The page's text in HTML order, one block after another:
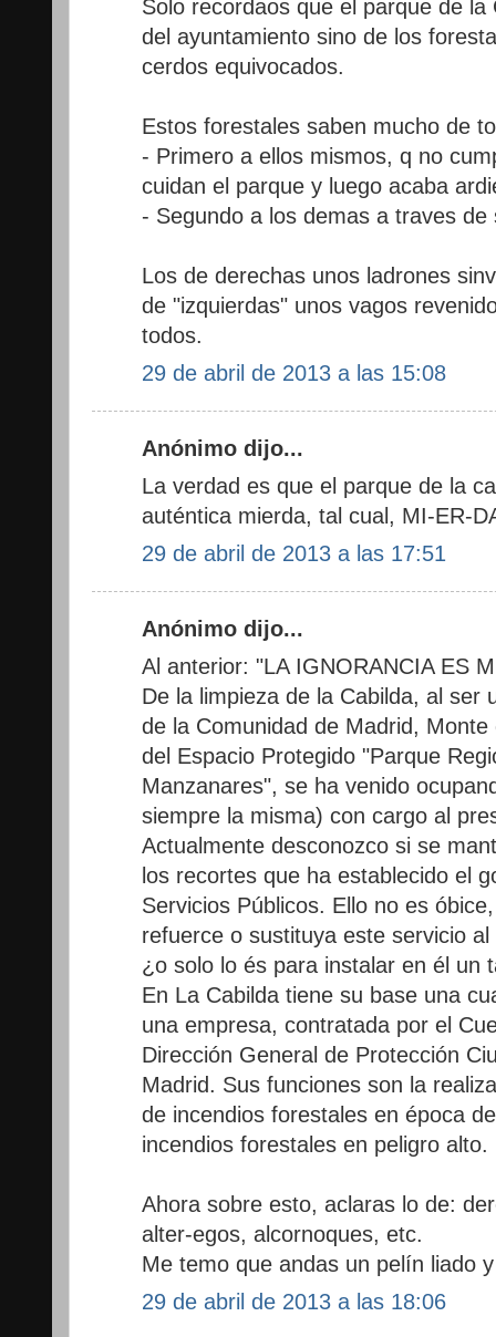
Solo recordaos que el parque de
del ayuntamiento sino de los
cerdos equivocados.
Estos forestales saben mucho de
- Primero a ellos mismos, q no
cuidan el parque y luego acaba
- Segundo a los demas a traves
Los de derechas unos ladrones
de "izquierdas" unos vagos
todos.
29 de abril de 2013 a las 15:08
Anónimo dijo...
La verdad es que el parque de la
auténtica mierda, tal cual, MI-ER-
29 de abril de 2013 a las 17:51
Anónimo dijo...
Al anterior: "LA IGNORANCIA ES
De la limpieza de la Cabilda, al ser
de la Comunidad de Madrid,
del Espacio Protegido "Parque
Manzanares", se ha venido
siempre la misma) con cargo al
Actualmente desconozco si se
los recortes que ha establecido el
Servicios Públicos. Ello no es
refuerce o sustituya este servicio
¿o solo lo és para instalar en él un
En La Cabilda tiene su base una
una empresa, contratada por el
Dirección General de Protección
Madrid. Sus funciones son la
de incendios forestales en época
incendios forestales en peligro alto.
Ahora sobre esto, aclaras lo de:
alter-egos, alcornoques, etc.
Me temo que andas un pelín liado
29 de abril de 2013 a las 18:06